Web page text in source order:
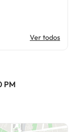
Ver todos
PM